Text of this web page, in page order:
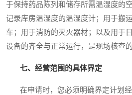
于保持药品陈列和储存所需温湿度的
记录库房温湿度的温湿度计；用于搬
车；用于消防的灭火器材；以及用于
设备的齐全与正常运行，是现场核查的
七、经营范围的具体界定
在申请时，您必须明确界定计划经